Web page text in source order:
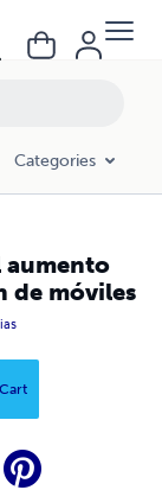
Categories
aumento
de móviles